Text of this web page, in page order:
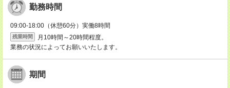
勤務時間
09:00-18:00（休憩60分）実働8時間
残業時間
月10時間～20時間程度。
業務の状況によってお願いいたします。
期間